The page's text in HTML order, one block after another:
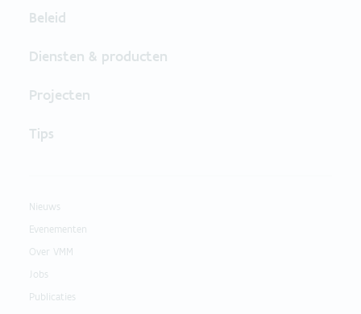
Beleid
Diensten & producten
Projecten
Tips
Nieuws
Evenementen
Over VMM
Jobs
Publicaties